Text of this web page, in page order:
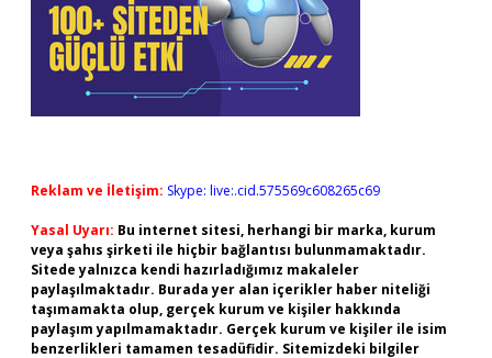
Reklam ve İletişim: Skype: live:.cid.575569c608265c69
Yasal Uyarı: Bu internet sitesi, herhangi bir marka, kurum
veya şahıs şirketi ile hiçbir bağlantısı bulunmamaktadır.
Sitede yalnızca kendi hazırladığımız makaleler
paylaşılmaktadır. Burada yer alan içerikler haber niteliği
taşımamakta olup, gerçek kurum ve kişiler hakkında
paylaşım yapılmamaktadır. Gerçek kurum ve kişiler ile isim
benzerlikleri tamamen tesadüfidir. Sitemizdeki bilgiler